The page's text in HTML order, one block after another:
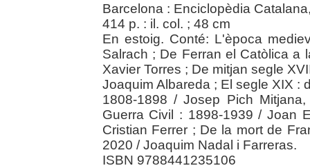
Barcelona : Enciclopèdia
414 p. : il. col. ; 48 cm
En estoig. Conté: L'època
Salrach ; De Ferran el Catòlica a
Xavier Torres ; De mitjan segle
Joaquim Albareda ; El segle XIX :
1808-1898 / Josep Pich
Guerra Civil : 1898-1939 / Joan
Cristian Ferrer ; De la mort de
2020 / Joaquim Nadal i Farreras.
ISBN 9788441235106